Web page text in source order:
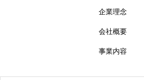
企業理念
会社概要
事業内容